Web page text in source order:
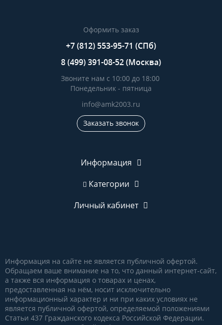
Оформить заказ
+7 (812) 553-95-71 (СПб)
8 (499) 391-08-52 (Москва)
Звоните нам с 10:00 до 18:00
Понедельник - пятница
info@amk2003.ru
Заказать звонок
Информация
Категории
Личный кабинет
Информация на сайте не является публичной офертой.
Обращаем ваше внимание на то, что данный интернет-сайт,
а также вся информация о товарах и ценах,
предоставленная на нём, носит исключительно
информационный характер и ни при каких условиях не
является публичной офертой, определяемой положениями
Статьи 437 Гражданского кодекса Российской Федерации.